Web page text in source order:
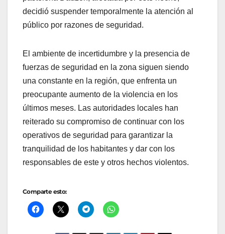
decidió suspender temporalmente la atención al
público por razones de seguridad.
El ambiente de incertidumbre y la presencia de
fuerzas de seguridad en la zona siguen siendo
una constante en la región, que enfrenta un
preocupante aumento de la violencia en los
últimos meses. Las autoridades locales han
reiterado su compromiso de continuar con los
operativos de seguridad para garantizar la
tranquilidad de los habitantes y dar con los
responsables de este y otros hechos violentos.
Comparte esto: